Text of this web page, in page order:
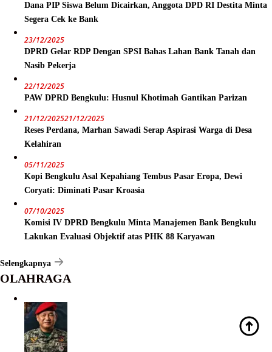
Dana PIP Siswa Belum Dicairkan, Anggota DPD RI Destita Minta
Segera Cek ke Bank
23/12/2025
DPRD Gelar RDP Dengan SPSI Bahas Lahan Bank Tanah dan
Nasib Pekerja
22/12/2025
PAW DPRD Bengkulu: Husnul Khotimah Gantikan Parizan
21/12/202521/12/2025
Reses Perdana, Marhan Sawadi Serap Aspirasi Warga di Desa
Kelahiran
05/11/2025
Kopi Bengkulu Asal Kepahiang Tembus Pasar Eropa, Dewi
Coryati: Diminati Pasar Kroasia
07/10/2025
Komisi IV DPRD Bengkulu Minta Manajemen Bank Bengkulu
Lakukan Evaluasi Objektif atas PHK 88 Karyawan
Selengkapnya
OLAHRAGA